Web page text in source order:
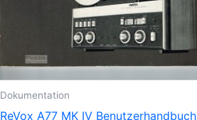
Dokumentation
ReVox A77 MK IV Benutzerhandbuch